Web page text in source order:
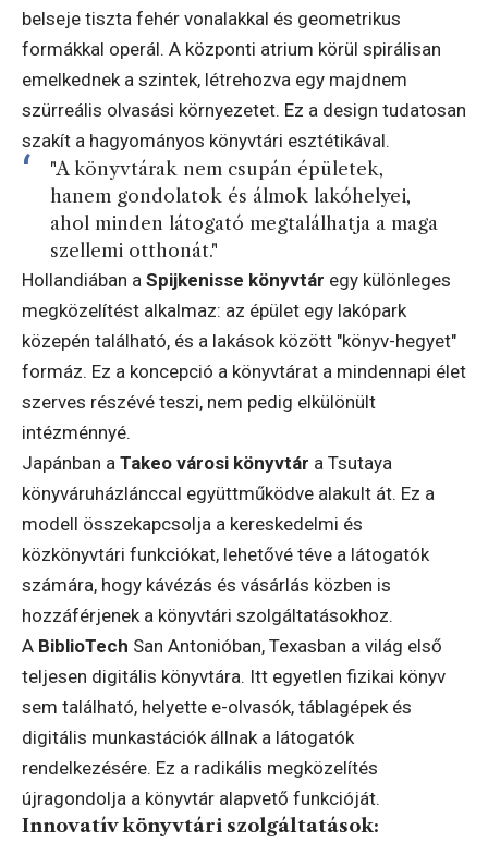
belseje tiszta fehér vonalakkal és geometrikus
formákkal operál. A központi atrium körül spirálisan
emelkednek a szintek, létrehozva egy majdnem
szürreális olvasási környezetet. Ez a design tudatosan
szakít a hagyományos könyvtári esztétikával.
"A könyvtárak nem csupán épületek,
hanem gondolatok és álmok lakóhelyei,
ahol minden látogató megtalálhatja a maga
szellemi otthonát."
Hollandiában a Spijkenisse könyvtár egy különleges
megközelítést alkalmaz: az épület egy lakópark
közepén található, és a lakások között "könyv-hegyet"
formáz. Ez a koncepció a könyvtárat a mindennapi élet
szerves részévé teszi, nem pedig elkülönült
intézménnyé.
Japánban a Takeo városi könyvtár a Tsutaya
könyváruházlánccal együttműködve alakult át. Ez a
modell összekapcsolja a kereskedelmi és
közkönyvtári funkciókat, lehetővé téve a látogatók
számára, hogy kávézás és vásárlás közben is
hozzáférjenek a könyvtári szolgáltatásokhoz.
A BiblioTech San Antonióban, Texasban a világ első
teljesen digitális könyvtára. Itt egyetlen fizikai könyv
sem található, helyette e-olvasók, táblagépek és
digitális munkastációk állnak a látogatók
rendelkezésére. Ez a radikális megközelítés
újragondolja a könyvtár alapvető funkcióját.
Innovatív könyvtári szolgáltatások: